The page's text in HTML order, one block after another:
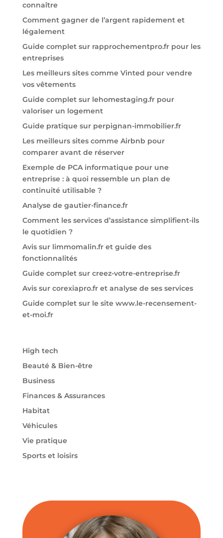
connaître
Comment gagner de l’argent rapidement et
légalement
Guide complet sur rapprochementpro.fr pour les
entreprises
Les meilleurs sites comme Vinted pour vendre
vos vêtements
Guide complet sur lehomestaging.fr pour
valoriser un logement
Guide pratique sur perpignan-immobilier.fr
Les meilleurs sites comme Airbnb pour
comparer avant de réserver
Exemple de PCA informatique pour une
entreprise : à quoi ressemble un plan de
continuité utilisable ?
Analyse de gautier-finance.fr
Comment les services d’assistance simplifient-ils
le quotidien ?
Avis sur limmomalin.fr et guide des
fonctionnalités
Guide complet sur creez-votre-entreprise.fr
Avis sur corexiapro.fr et analyse de ses services
Guide complet sur le site www.le-recensement-
et-moi.fr
High tech
Beauté & Bien-être
Business
Finances & Assurances
Habitat
Véhicules
Vie pratique
Sports et loisirs